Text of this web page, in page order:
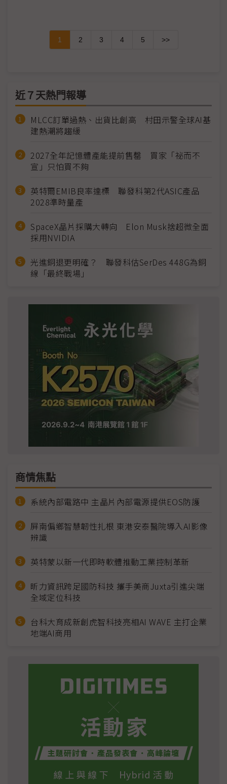
1 2 3 4 5 >>
近７天熱門報導
MLCC訂單過熱、出貨比創高 村田示警全球AI基
建熱潮將趨緩
2027全年記憶體產能提前售罄 買家「祕而不
宣」只怕買不夠
英特爾EMIB良率達標 聯發科第2代ASIC產品
2028準時量產
SpaceX晶片採購大轉向 Elon Musk捨超微全面
採用NVIDIA
光進銅退更明確？ 聯發科估SerDes 448G為銅
線「最終戰場」
商情焦點
系統內部電路中 主晶片內部電源提供EOS防護
屏南偏鄉智慧韌性扎根 東港安泰醫院導入AI影像
辨識
英特蒙以新一代即時軟體推動工業控制革新
昕力資訊跨足國防科技 攜手美商Juxta引進尖端
全域定位科技
台科大育成新創虎智科技亮相AI WAVE 主打企業
地端AI商用